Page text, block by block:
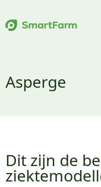
Asperge
Dit zijn de